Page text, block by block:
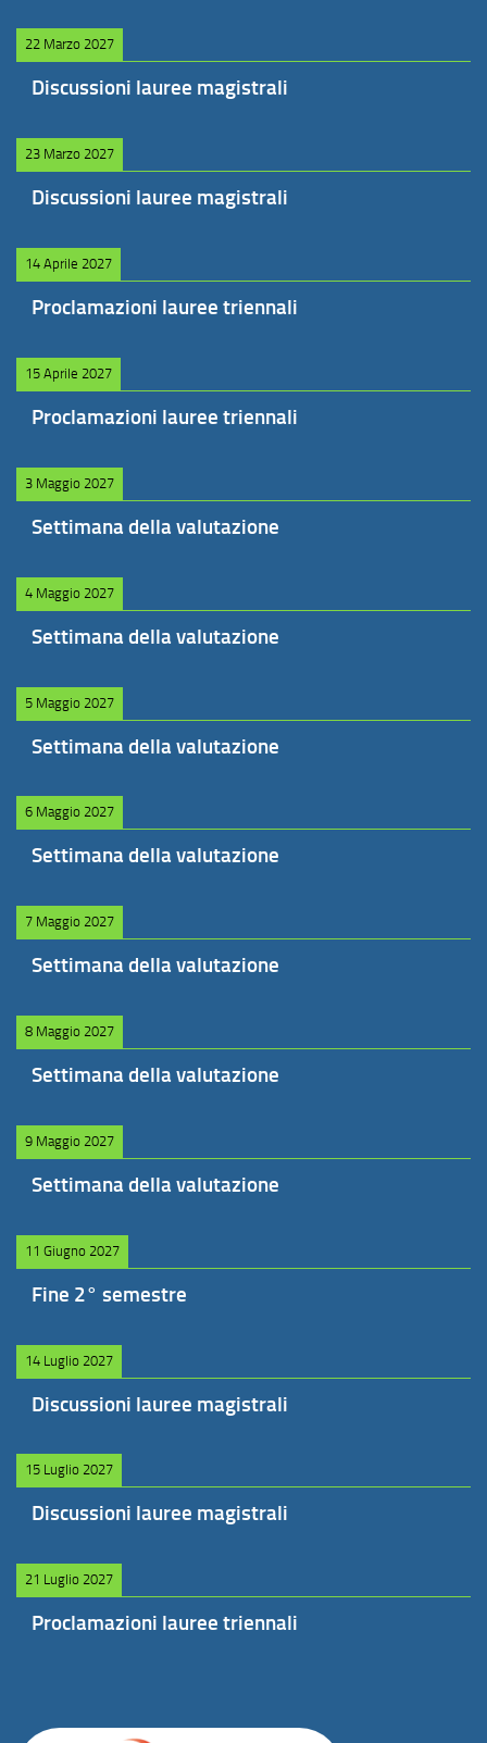
22 Marzo 2027
Discussioni lauree magistrali
23 Marzo 2027
Discussioni lauree magistrali
14 Aprile 2027
Proclamazioni lauree triennali
15 Aprile 2027
Proclamazioni lauree triennali
3 Maggio 2027
Settimana della valutazione
4 Maggio 2027
Settimana della valutazione
5 Maggio 2027
Settimana della valutazione
6 Maggio 2027
Settimana della valutazione
7 Maggio 2027
Settimana della valutazione
8 Maggio 2027
Settimana della valutazione
9 Maggio 2027
Settimana della valutazione
11 Giugno 2027
Fine 2° semestre
14 Luglio 2027
Discussioni lauree magistrali
15 Luglio 2027
Discussioni lauree magistrali
21 Luglio 2027
Proclamazioni lauree triennali